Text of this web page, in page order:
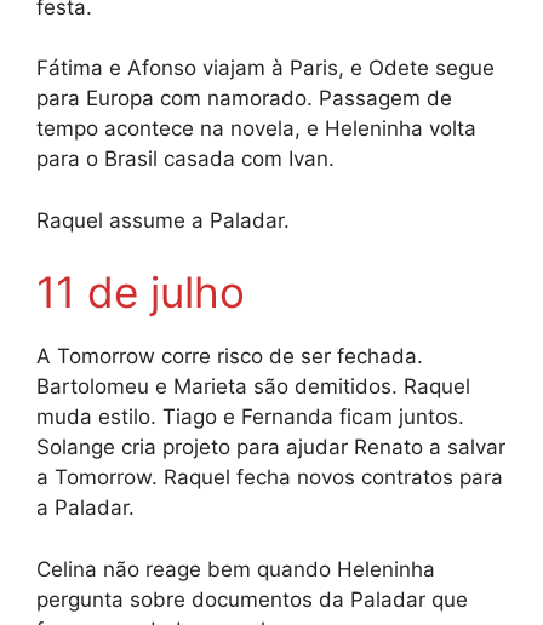
festa.
Fátima e Afonso viajam à Paris, e Odete segue
para Europa com namorado. Passagem de
tempo acontece na novela, e Heleninha volta
para o Brasil casada com Ivan.
Raquel assume a Paladar.
11 de julho
A Tomorrow corre risco de ser fechada.
Bartolomeu e Marieta são demitidos. Raquel
muda estilo. Tiago e Fernanda ficam juntos.
Solange cria projeto para ajudar Renato a salvar
a Tomorrow. Raquel fecha novos contratos para
a Paladar.
Celina não reage bem quando Heleninha
pergunta sobre documentos da Paladar que